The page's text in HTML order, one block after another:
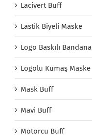
Lacivert Buff
Lastik Biyeli Maske
Logo Baskılı Bandana
Logolu Kumaş Maske
Mask Buff
Mavi Buff
Motorcu Buff